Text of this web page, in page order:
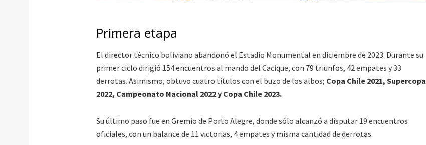
Primera etapa
El director técnico boliviano abandonó el Estadio Monumental en diciembre de 2023. Durante su
primer ciclo dirigió 154 encuentros al mando del Cacique, con 79 triunfos, 42 empates y 33
derrotas. Asimismo, obtuvo cuatro títulos con el buzo de los albos; Copa Chile 2021, Supercopa
2022, Campeonato Nacional 2022y Copa Chile 2023.
Su último paso fue en Gremio de Porto Alegre, donde sólo alcanzó a disputar 19 encuentros
oficiales, con un balance de 11 victorias, 4 empates y misma cantidad de derrotas.